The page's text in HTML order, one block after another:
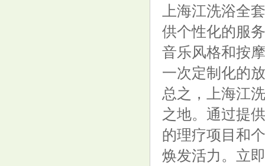
上海江洗浴全
供个性化的服
音乐风格和按
一次定制化的
总之，上海江
之地。通过提
的理疗项目和
焕发活力。立